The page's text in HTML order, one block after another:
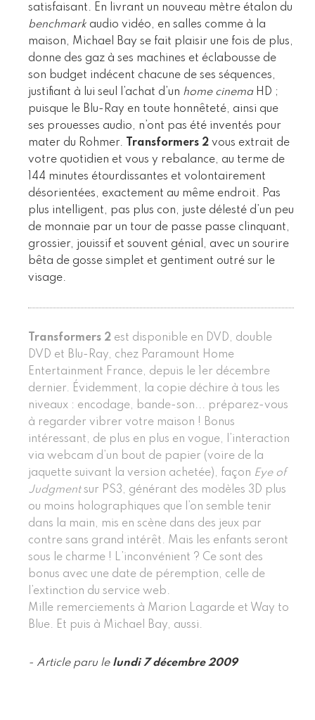
satisfaisant. En livrant un nouveau mètre étalon du
benchmark audio vidéo, en salles comme à la
maison, Michael Bay se fait plaisir une fois de plus,
donne des gaz à ses machines et éclabousse de
son budget indécent chacune de ses séquences,
justifiant à lui seul l’achat d’un home cinemaHD ;
puisque le Blu-Ray en toute honnêteté, ainsi que
ses prouesses audio, n’ont pas été inventés pour
mater du Rohmer.
Transformers 2 vous extrait de
votre quotidien et vous y rebalance, au terme de
144 minutes étourdissantes et volontairement
désorientées, exactement au même endroit. Pas
plus intelligent, pas plus con, juste délesté d’un peu
de monnaie par un tour de passe passe clinquant,
grossier, jouissif et souvent génial, avec un sourire
bêta de gosse simplet et gentiment outré sur le
visage.
Transformers 2 est disponible en DVD, double
DVD et Blu-Ray, chez Paramount Home
Entertainment France, depuis le 1er décembre
dernier. Évidemment, la copie déchire à tous les
niveaux : encodage, bande-son... préparez-vous
à regarder vibrer votre maison ! Bonus
intéressant, de plus en plus en vogue, l’interaction
via webcam d’un bout de papier (voire de la
jaquette suivant la version achetée), façon Eye of
Judgmentsur PS3, générant des modèles 3D plus
ou moins holographiques que l’on semble tenir
dans la main, mis en scène dans des jeux par
contre sans grand intérêt. Mais les enfants seront
sous le charme ! L’inconvénient ? Ce sont des
bonus avec une date de péremption, celle de
l’extinction du service web.
Mille remerciements à Marion Lagarde et Way to
Blue. Et puis à Michael Bay, aussi.
- Article paru le lundi 7 décembre 2009